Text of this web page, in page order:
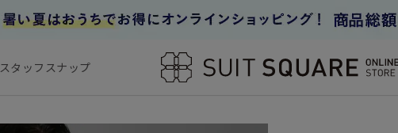
スタッフスナップ